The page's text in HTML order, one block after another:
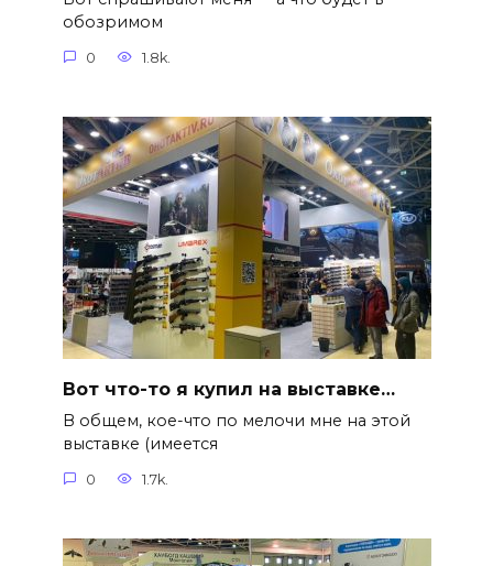
обозримом
0 1.8k.
Вот что-то я купил на выставке…
В общем, кое-что по мелочи мне на этой
выставке (имеется
0 1.7k.